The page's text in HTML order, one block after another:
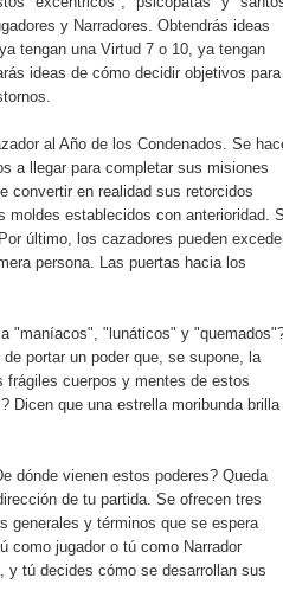
y Narradores. Obtendrás ideas
tengan una Virtud 7 o 10, ya tengan
ideas de cómo decidir objetivos para
al Año de los Condenados. Se
a llegar para completar sus misiones
convertir en realidad sus retorcidos
moldes establecidos con anterioridad.
último, los cazadores pueden
persona. Las puertas hacia los
"maníacos", "lunáticos" y
portar un poder que, se supone, la
frágiles cuerpos y mentes de estos
Dicen que una estrella moribunda brilla
dónde vienen estos poderes? Queda
de tu partida. Se ofrecen tres
generales y términos que se espera
como jugador o tú como Narrador
y tú decides cómo se desarrollan sus